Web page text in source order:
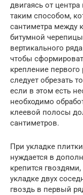
двигаясь от
таким способом,
сантиметра между
битумной
вертикального
чтобы
крепление
следует обрезать
если в этом есть
необходимо
клеевой полосы
сантиметров.
При укладке
нуждается в
крепится
укладке двух
гвоздь в первый